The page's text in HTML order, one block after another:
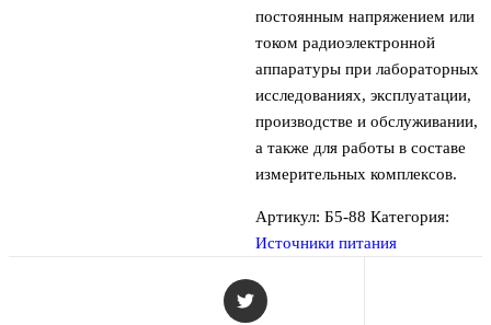
постоянным напряжением или
током радиоэлектронной
аппаратуры при лабораторных
исследованиях, эксплуатации,
производстве и обслуживании,
а также для работы в составе
измерительных комплексов.
Артикул: Б5-88 Категория:
Источники питания